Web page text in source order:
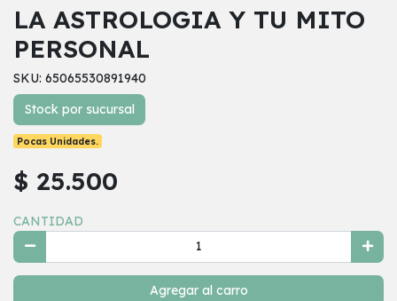
LA ASTROLOGIA Y TU MITO
PERSONAL
SKU: 65065530891940
Stock por sucursal
Pocas Unidades.
$ 25.500
CANTIDAD
Agregar al carro